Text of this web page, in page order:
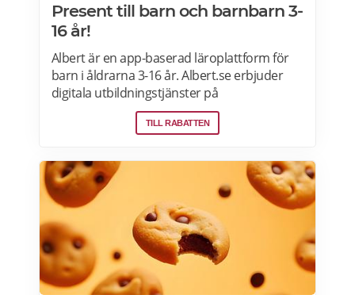
Present till barn och barnbarn 3-
16 år!
Albert är en app-baserad läroplattform för
barn i åldrarna 3-16 år. Albert.se erbjuder
digitala utbildningstjänster på
prenumerationsbasis i matematik, svenska,
engelska, programmering och geografi.
Erbjudandet gäller för nya medlemmar som
registrerar sig via Alberts hemsidan>>>
TILL RABATTEN